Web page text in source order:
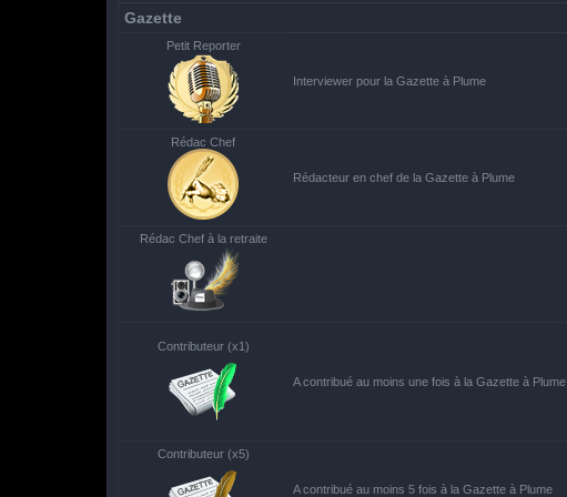
Gazette
Petit Reporter
Interviewer pour la Gazette à Plume
Rédac Chef
Rédacteur en chef de la Gazette à Plume
Rédac Chef à la retraite
Contributeur (x1)
A contribué au moins une fois à la Gazette à Plume
Contributeur (x5)
A contribué au moins 5 fois à la Gazette à Plume